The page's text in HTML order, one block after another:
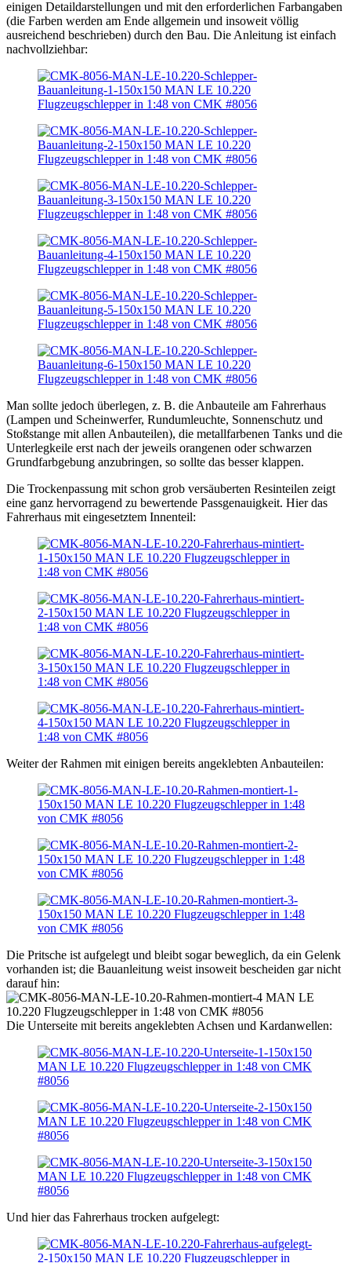
einigen Detaildarstellungen und mit den erforderlichen Farbangaben
(die Farben werden am Ende allgemein und insoweit völlig
ausreichend beschrieben) durch den Bau. Die Anleitung ist einfach
nachvollziehbar:
Man sollte jedoch überlegen, z. B. die Anbauteile am Fahrerhaus
(Lampen und Scheinwerfer, Rundumleuchte, Sonnenschutz und
Stoßstange mit allen Anbauteilen), die metallfarbenen Tanks und die
Unterlegkeile erst nach der jeweils orangenen oder schwarzen
Grundfarbgebung anzubringen, so sollte das besser klappen.
Die Trockenpassung mit schon grob versäuberten Resinteilen zeigt
eine ganz hervorragend zu bewertende Passgenauigkeit. Hier das
Fahrerhaus mit eingesetztem Innenteil:
Weiter der Rahmen mit einigen bereits angeklebten Anbauteilen:
Die Pritsche ist aufgelegt und bleibt sogar beweglich, da ein Gelenk
vorhanden ist; die Bauanleitung weist insoweit bescheiden gar nicht
darauf hin:
Die Unterseite mit bereits angeklebten Achsen und Kardanwellen:
Und hier das Fahrerhaus trocken aufgelegt: